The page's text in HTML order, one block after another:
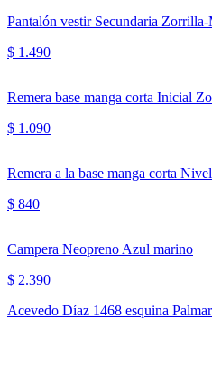
Pantalón vestir Secundaria Zorrilla-
$ 1.490
Remera base manga corta Inicial
$ 1.090
Remera a la base manga corta
$ 840
Campera Neopreno Azul marino
$ 2.390
Acevedo Díaz 1468 esquina Palmar